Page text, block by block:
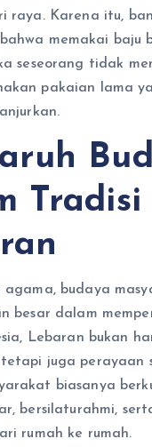
raya. Karena itu,
memakai baju
seseorang tidak
pakaian lama
Tradisi
budaya
besar dalam
Lebaran bukan
juga perayaan
biasanya
bersilaturahmi,
rumah ke rumah.